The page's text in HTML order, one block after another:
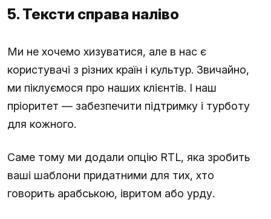
5. Тексти справа наліво
Ми не хочемо хизуватися, але в нас є
користувачі з різних країн і культур. Звичайно,
ми піклуємося про наших клієнтів. І наш
пріоритет — забезпечити підтримку і турботу
для кожного.
Саме тому ми додали опцію RTL, яка зробить
ваші шаблони придатними для тих, хто
говорить арабською, івритом або урду.